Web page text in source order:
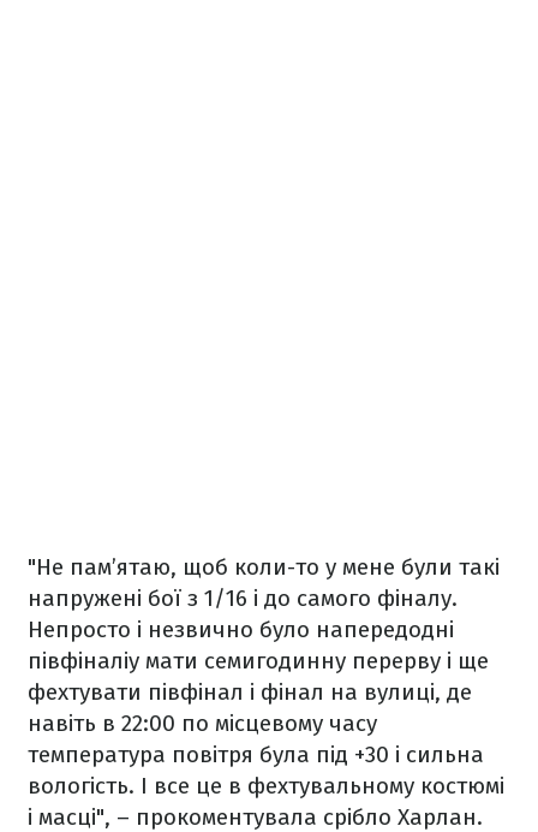
"Не пам’ятаю, щоб коли-то у мене були такі
напружені бої з 1/16 і до самого фіналу.
Непросто і незвично було напередодні
півфіналіу мати семигодинну перерву і ще
фехтувати півфінал і фінал на вулиці, де
навіть в 22:00 по місцевому часу
температура повітря була під +30 і сильна
вологість. І все це в фехтувальному костюмі
і масці", – прокоментувала срібло Харлан.